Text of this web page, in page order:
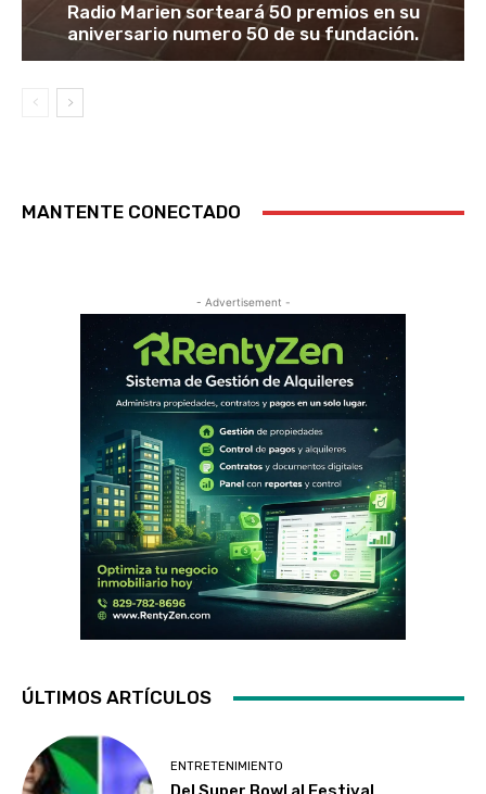
Radio Marien sorteará 50 premios en su
aniversario numero 50 de su fundación.
MANTENTE CONECTADO
- Advertisement -
ÚLTIMOS ARTÍCULOS
ENTRETENIMIENTO